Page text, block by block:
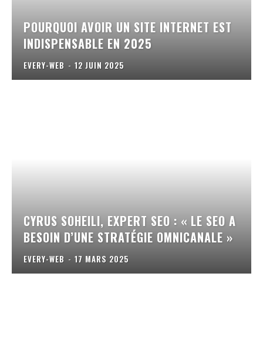
POURQUOI AVOIR UN SITE INTERNET EST
INDISPENSABLE EN 2025
EVERY-WEB - 12 JUIN 2025
CYRUS SOHEILI, EXPERT SEO : « LE SEO A
BESOIN D’UNE STRATÉGIE OMNICANALE »
EVERY-WEB - 17 MARS 2025